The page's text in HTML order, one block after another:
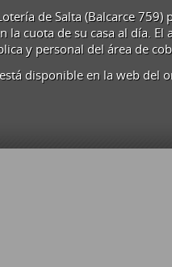
de Salta (Balcarce 759)
la cuota de su casa al día. El
y personal del área de
disponible en la web del